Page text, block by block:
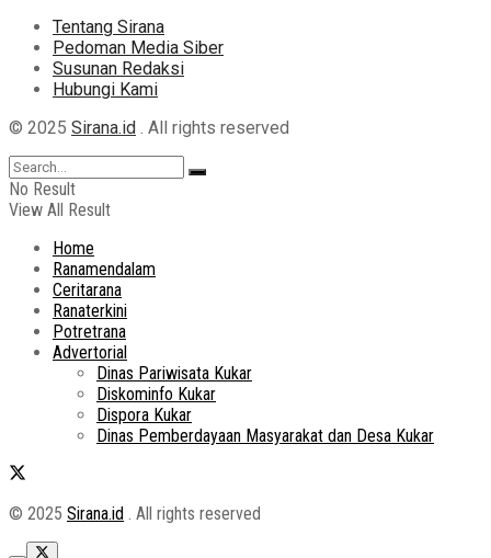
Tentang Sirana
Pedoman Media Siber
Susunan Redaksi
Hubungi Kami
© 2025 Sirana.id . All rights reserved
No Result
View All Result
Home
Ranamendalam
Ceritarana
Ranaterkini
Potretrana
Advertorial
Dinas Pariwisata Kukar
Diskominfo Kukar
Dispora Kukar
Dinas Pemberdayaan Masyarakat dan Desa Kukar
© 2025 Sirana.id . All rights reserved